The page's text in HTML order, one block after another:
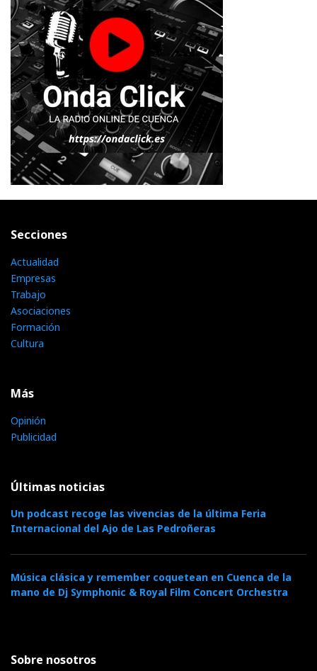
Secciones
Actualidad
Empresas
Trabajo
Asociaciones
Formación
Cultura
Más
Opinión
Publicidad
Últimas noticias
Un podcast recoge las vivencias de la última Feria
Internacional del Ajo de Las Pedroñeras
Música clásica y remember coquetean en Cuenca de la
mano de Dj Symphonic & Royal Film Concert Orchestra
Sobre nosotros